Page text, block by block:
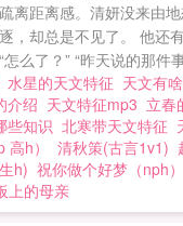
离距离感。清妍没来由
，却总是不见了。 他
怎么了？” “昨天说的那件
水星的天文特征 天文有啥
介绍 天文特征mp3 立春
些知识 北寒带天文特征
h）
清秋策(古言1v1)
h) 祝你做个好梦（nph）
上的母亲